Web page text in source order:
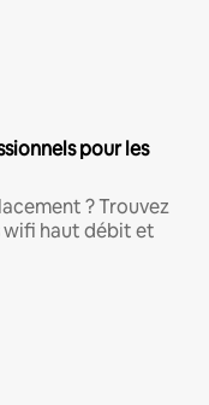
pour les
? Trouvez
wifi haut débit et